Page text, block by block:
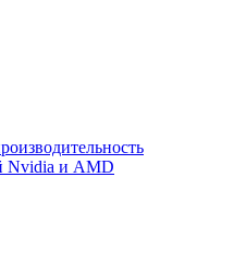
Nvidia и AMD